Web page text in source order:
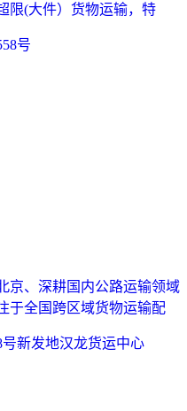
限(大件）货物运输，特
号
京、深耕国内公路运输领域
于全国跨区域货物运输配
新发地汉龙货运中心